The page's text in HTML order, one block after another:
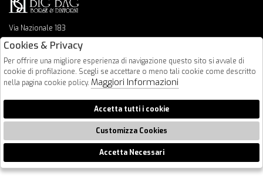
Via Nazionale 183
64026 Roseto Degli Abruzzi
info@bigbagshoponline.it
follow us
2026 BigBag - P.iva : 00916940679 Powered by
🍪
Cookies & Privacy
Per offrire una migliore esperienza di navigazione questo sito si avvale di
cookie di profilazione. Scegli se accettare o meno tali cookie come descritto
nella pagina cookie policy. Maggiori Informazioni
Accetta tutti i cookie
Customizza Cookies
Accetta Necessari